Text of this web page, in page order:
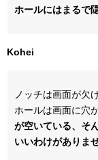
ホールにはまるで
Kohei
ノッチは画面が欠
ホールは画面に穴
が空いている、そ
いいわけがありませ